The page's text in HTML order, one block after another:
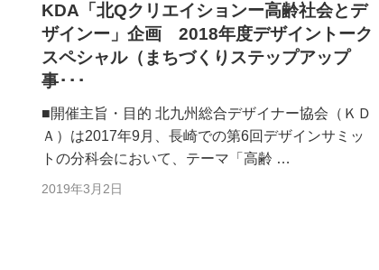
KDA「北Qクリエイションー高齢社会とデ
ザインー」企画 2018年度デザイントーク
スペシャル（まちづくりステップアップ
事･･･
■開催主旨・目的 北九州総合デザイナー協会（ＫＤ
Ａ）は2017年9月、長崎での第6回デザインサミッ
トの分科会において、テーマ「高齢 …
2019年3月2日